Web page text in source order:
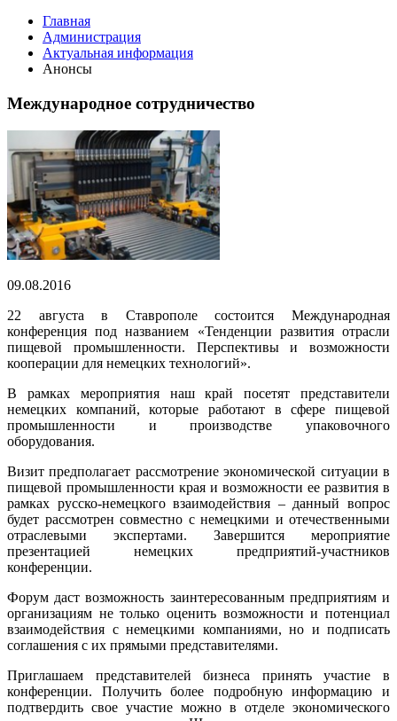
Главная
Администрация
Актуальная информация
Анонсы
Международное сотрудничество
09.08.2016
22 августа в Ставрополе состоится Международная
конференция под названием «Тенденции развития отрасли
пищевой промышленности. Перспективы и возможности
кооперации для немецких технологий».
В рамках мероприятия наш край посетят представители
немецких компаний, которые работают в сфере пищевой
промышленности и производстве упаковочного
оборудования.
Визит предполагает рассмотрение экономической ситуации в
пищевой промышленности края и возможности ее развития в
рамках русско-немецкого взаимодействия – данный вопрос
будет рассмотрен совместно с немецкими и отечественными
отраслевыми экспертами. Завершится мероприятие
презентацией немецких предприятий-участников
конференции.
Форум даст возможность заинтересованным предприятиям и
организациям не только оценить возможности и потенциал
взаимодействия с немецкими компаниями, но и подписать
соглашения с их прямыми представителями.
Приглашаем представителей бизнеса принять участие в
конференции. Получить более подробную информацию и
подтвердить свое участие можно в отделе экономического